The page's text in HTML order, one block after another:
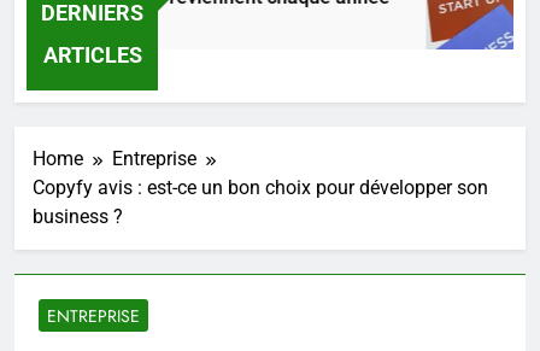
DERNIERS
ARTICLES
3
Home
Entreprise
Copyfy avis : est-ce un bon choix pour développer son
business ?
ENTREPRISE